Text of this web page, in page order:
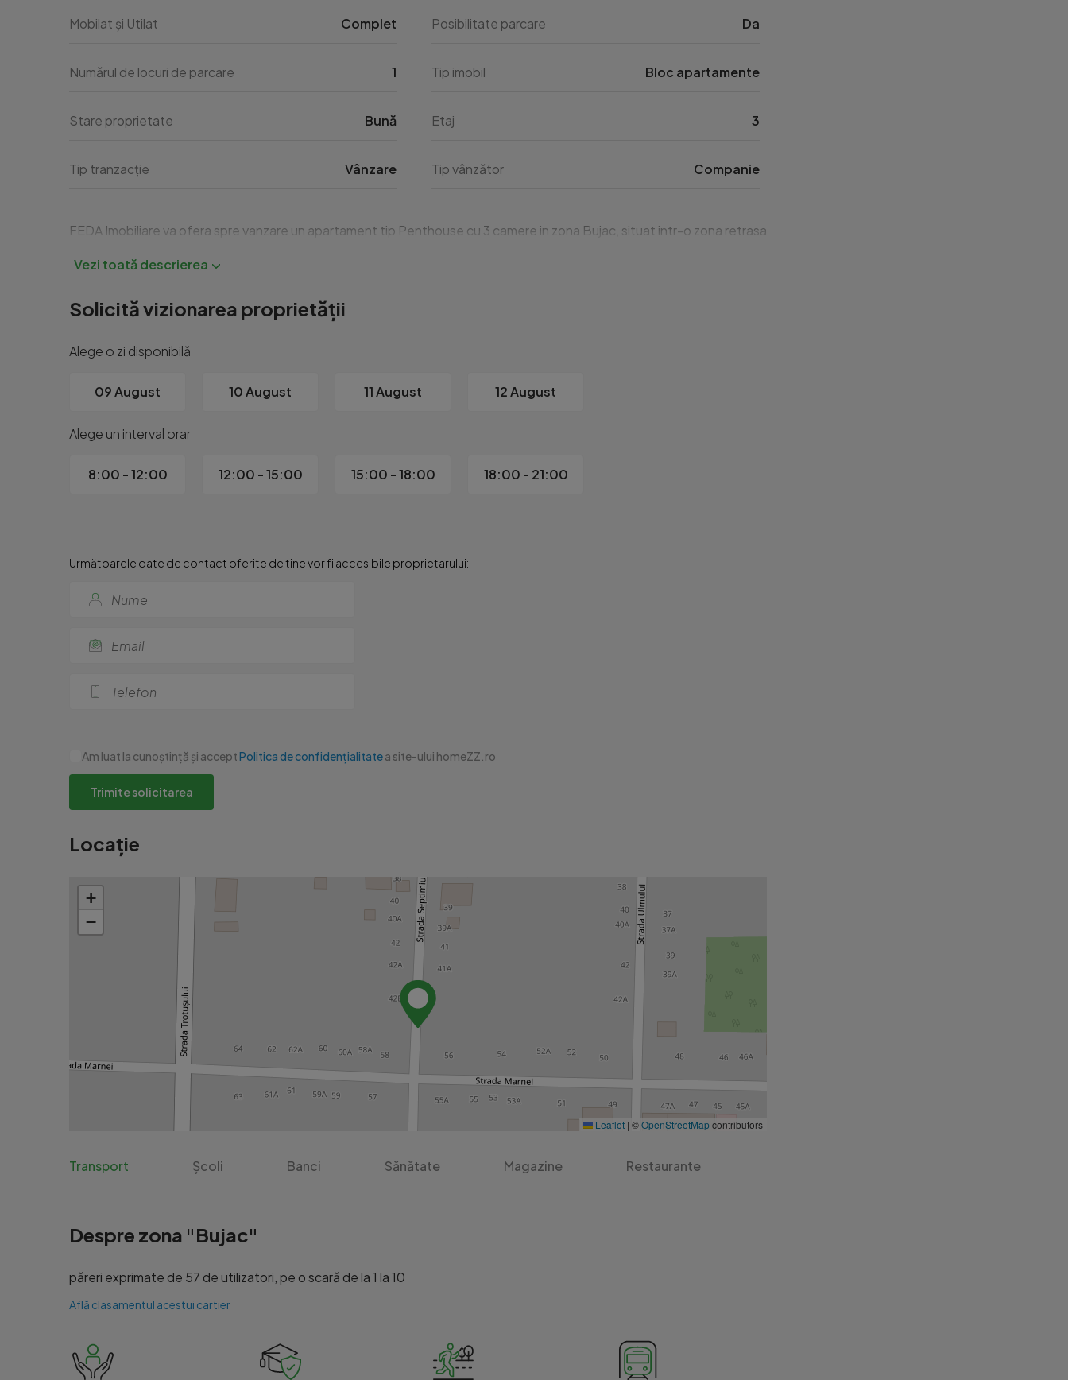
Mobilat și Utilat Complet Posibilitate parcare Da
Numărul de locuri de parcare 1 Tip imobil Bloc apartamente
Stare proprietate Bună Etaj 3
Tip tranzacție Vânzare Tip vânzător Companie
FEDA Imobiliare va ofera spre vanzare un apartament tip Penthouse cu 3 camere in zona Bujac, situat intr-o zona retrasa, departe de zgomotul orasului cu loc de
Solicită vizionarea proprietății
Alege o zi disponibilă
09 August 10 August 11 August 12 August
Alege un interval orar
8:00 - 12:00 12:00 - 15:00 15:00 - 18:00 18:00 - 21:00
Următoarele date de contact oferite de tine vor fi accesibile proprietarului:
Am luat la cunoștință și acceptPolitica de confidențialitatea site-ului homeZZ.ro
Trimite solicitarea
Locație
+
−
Leaflet | ©OpenStreetMapcontributors
Transport Școli Banci Sănătate Magazine Restaurante
Despre zona "Bujac"
păreri exprimate de 57 de utilizatori, pe o scară de la 1 la 10
Află clasamentul acestui cartier